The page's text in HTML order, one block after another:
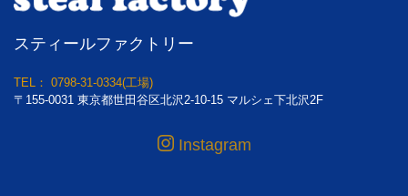
スティールファクトリー
TEL： 0798-31-0334(工場)
〒155-0031 東京都世田谷区北沢2-10-15 マルシェ下北沢2F
Instagram